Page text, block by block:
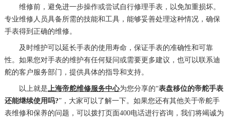
维修前，避免进一步操作或尝试自行修理手表，以免加重损坏。
专业维修人员具备所需的技能和工具，能够妥善处理这种情况，确保
手表得到正确的维修。
及时维护可以延长手表的使用寿命，保证手表的准确性和可靠
性。如果您对手表的维护有任何疑问或需要更多建议，也可以联系迪
舵的客户服务部门，提供具体的指导和支持。
以上就是上海帝舵维修服务中心为您分享的“表盘移位的帝舵手表
还能继续使用吗?”，大家可以了解一下。如果您还有其他关于帝舵手
表维修和保养的问题，可以拨打页面400电话进行咨询，我们将竭诚为